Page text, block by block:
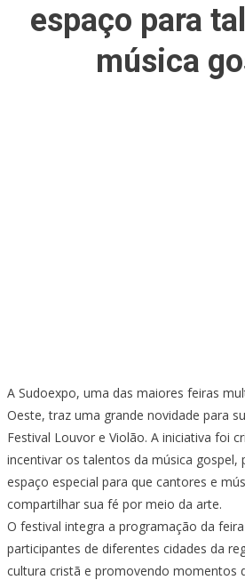
espaço para
música
A Sudoexpo, uma das maiores feiras
Oeste, traz uma grande novidade para
Festival Louvor e Violão. A iniciativa foi
incentivar os talentos da música gospel,
espaço especial para que cantores e
compartilhar sua fé por meio da arte.
O festival integra a programação da
participantes de diferentes cidades da
cultura cristã e promovendo momentos